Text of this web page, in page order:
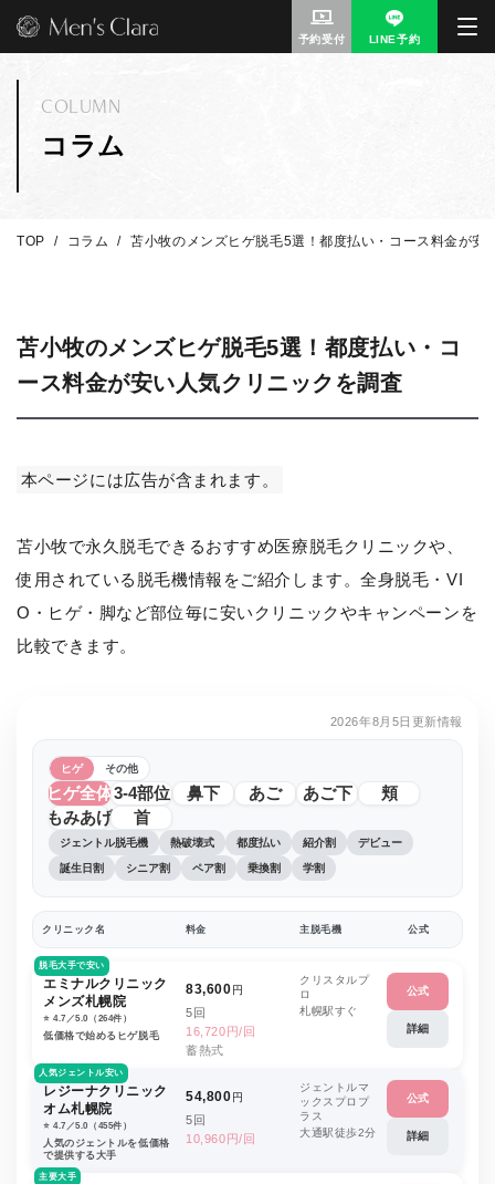
予約受付 LINE予約
コラム
COLUMN
TOP コラム 苫小牧のメンズヒゲ脱毛5選！都度払い・コース料金が安
苫小牧のメンズヒゲ脱毛5選！都度払い・コ
ース料金が安い人気クリニックを調査
本ページには広告が含まれます。
苫小牧で永久脱毛できるおすすめ医療脱毛クリニックや、
使用されている脱毛機情報をご紹介します。全身脱毛・VI
O・ヒゲ・脚など部位毎に安いクリニックやキャンペーンを
比較できます。
2026年8月5日更新情報
ヒゲ その他
ヒゲ全体3-4部位 鼻下 あご あご下
頬
もみあげ
首
ジェントル脱毛機 熱破壊式 都度払い 紹介割 デビュー
誕生日割 シニア割 ペア割 乗換割 学割
クリニック名 料金 主脱毛機 公式
脱毛大手で安い
エミナルクリニック
メンズ札幌院
⭐️ 4.7／5.0（264件）
低価格で始めるヒゲ脱毛
83,600円
5回
16,720円/回
蓄熱式
クリスタルプ
ロ
札幌駅すぐ
公式
詳細
人気ジェントル安い
レジーナクリニック
オム札幌院
⭐️ 4.7／5.0（455件）
人気のジェントルを低価格
で提供する大手
54,800円
5回
10,960円/回
ジェントルマ
ックスプロプ
ラス
大通駅徒歩2分
公式
詳細
主要大手